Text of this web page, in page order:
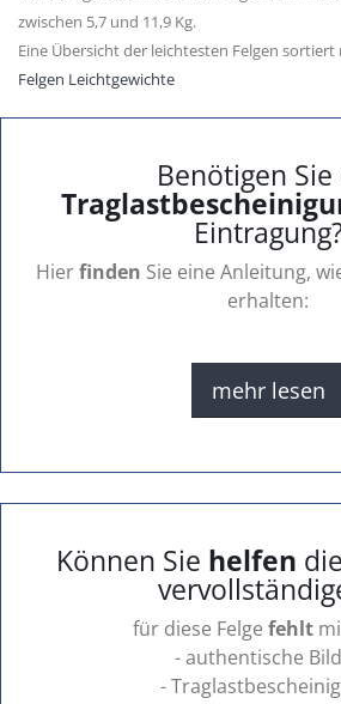
zwischen 5,7 und 11,9 Kg.
Eine Übersicht der leichtesten Felgen sortiert
Felgen Leichtgewichte
Benötigen Sie
Hierfinden Sie eine Anleitung,
erhalten:
mehr lesen
Können Sie helfen
für diese Felge fehlt
- authentische
-